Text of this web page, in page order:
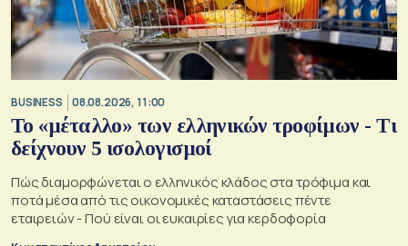
BUSINESS 08.08.2026, 11:00
Το «μέταλλο» των ελληνικών τροφίμων - Τι
δείχνουν 5 ισολογισμοί
Πώς διαμορφώνεται ο ελληνικός κλάδος στα τρόφιμα και
ποτά μέσα από τις οικονομικές καταστάσεις πέντε
εταιρειών - Πού είναι οι ευκαιρίες για κερδοφορία